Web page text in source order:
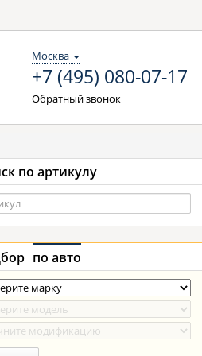
Москва
+7 (495) 080-07-17
Обратный звонок
по артикулу
по авто